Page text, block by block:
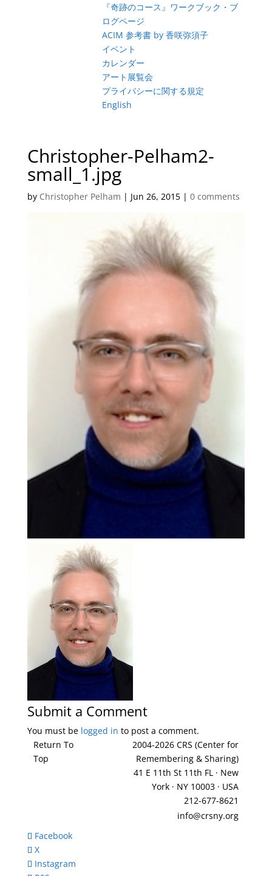
『奇跡のコース』ワークブック・ブ
ログページ
ACIM 参考書 by 香咲弥須子
イベント
カレンダー
アート展覧会
プライバシーに関する規定
English
Christopher-Pelham2-
small_1.jpg
by Christopher Pelham | Jun 26, 2015| 0 comments
Submit a Comment
You must be logged in to post a comment.
Return To
Top
2004-2026 CRS (Center for
Remembering & Sharing)
41 E 11th St 11th FL · New
York · NY 10003 · USA
212-677-8621
info@crsny.org
Facebook
X
Instagram